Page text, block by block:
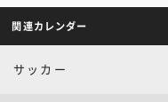
関連カレンダー
サッカー